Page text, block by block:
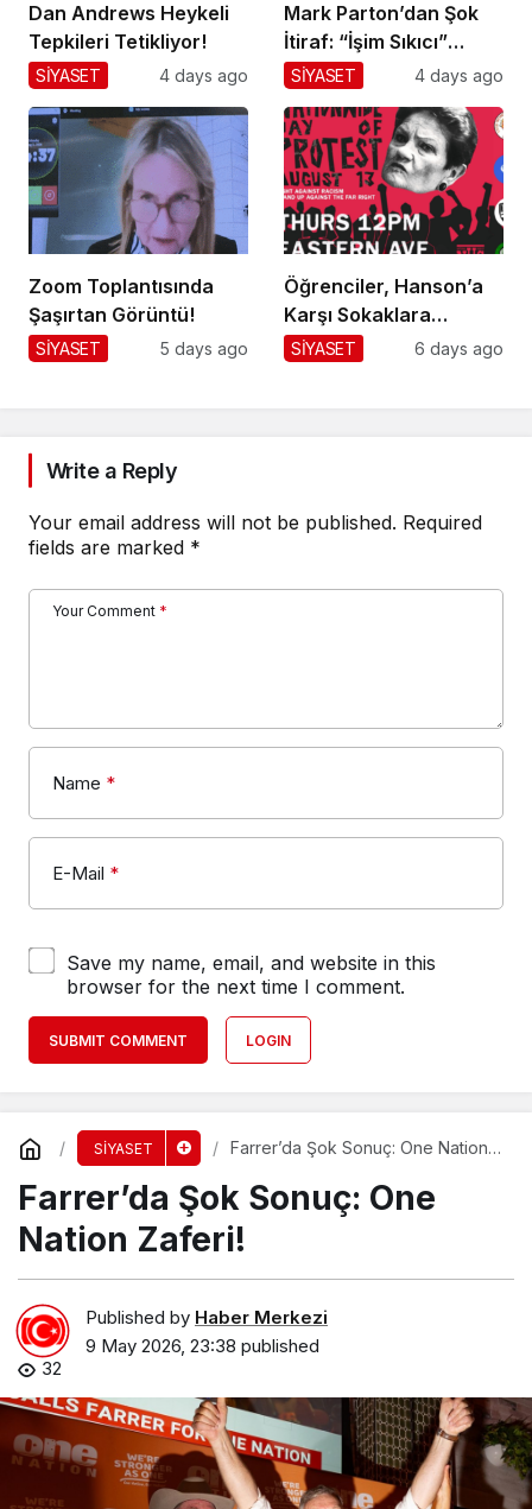
Dan Andrews Heykeli
Tepkileri Tetikliyor!
SİYASET 4 days ago
Mark Parton’dan Şok
İtiraf: “İşim Sıkıcı”
Mesajı!
SİYASET 4 days ago
Zoom Toplantısında
Şaşırtan Görüntü!
SİYASET 5 days ago
Öğrenciler, Hanson’a
Karşı Sokaklara
Dökülüyor!
SİYASET 6 days ago
Write a Reply
Your email address will not be published. Required
fields are marked *
Your Comment *
Name *
E-Mail *
Save my name, email, and website in this
browser for the next time I comment.
SUBMIT COMMENT LOGIN
SİYASET
Farrer’da Şok Sonuç: One Nation
Farrer’da Şok Sonuç: One
Nation Zaferi!
Published by Haber Merkezi
9 May 2026, 23:38 published
32